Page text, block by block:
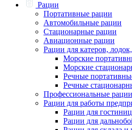
Рации
Портативные рации
Автомобильные рации
Стационарные рации
Авиационные рации
Рации для катеров,
Морские
Морские
Речные
Речные
Профессиональные рации
Рации для работы
Рации для
Рации для